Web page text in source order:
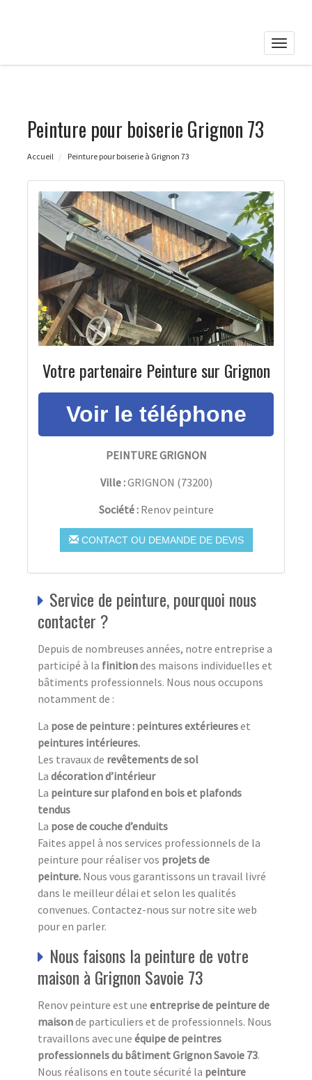
Toggle
Peinture pour boiserie Grignon 73
Accueil Peinture pour boiserie à Grignon 73
Votre partenaire Peinture sur Grignon
PEINTURE GRIGNON
Ville :GRIGNON (73200)
Société : Renov peinture
CONTACT OU DEMANDE DE DEVIS
Service de peinture, pourquoi nous
contacter ?
Depuis de nombreuses années, notre entreprise a
participé à la finitiondes maisons individuelles et
bâtiments professionnels. Nous nous occupons
notamment de :
La pose de peinture : peintures extérieureset
peintures intérieures.
Les travaux de revêtements de sol
La décoration d’intérieur
La peinture sur plafond en bois et plafonds
tendus
La pose de couche d’enduits
Faites appel à nos services professionnels de la
peinture pour réaliser vos projets de
peinture. Nous vous garantissons un travail livré
dans le meilleur délai et selon les qualités
convenues. Contactez-nous sur notre site web
pour en parler.
Nous faisons la peinture de votre
maison à Grignon Savoie 73
Renov peinture est une entreprise de peinture de
maisonde particuliers et de professionnels. Nous
travaillons avec une équipe de peintres
professionnels du bâtiment Grignon Savoie 73.
Nous réalisons en toute sécurité la peinture